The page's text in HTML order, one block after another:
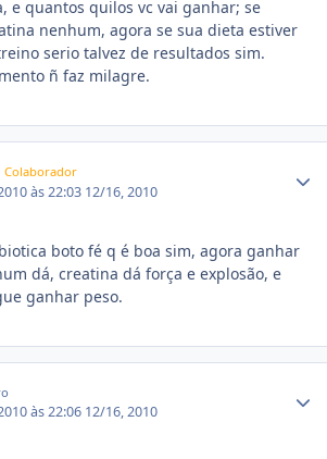
e quantos quilos vc vai ganhar; se
nenhum, agora se sua dieta estiver
serio talvez de resultados sim.
ñ faz milagre.
Colaborador
às 22:03 12/16, 2010
boto fé q é boa sim, agora ganhar
dá, creatina dá força e explosão, e
ganhar peso.
às 22:06 12/16, 2010